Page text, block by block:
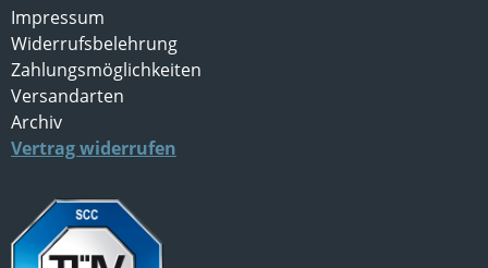
Impressum
Widerrufsbelehrung
Zahlungsmöglichkeiten
Versandarten
Archiv
Vertrag widerrufen